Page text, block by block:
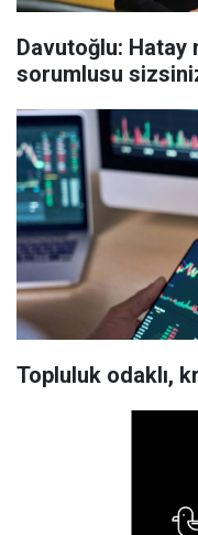
Davutoğlu: Hatay
sorumlusu
Topluluk odaklı,